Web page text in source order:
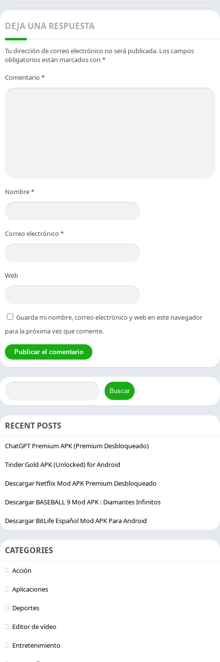
DEJA UNA RESPUESTA
Tu dirección de correo electrónico no será publicada. Los campos
obligatorios están marcados con *
Comentario *
Nombre*
Correo electrónico *
Web
Guarda mi nombre, correo electrónico y web en este navegador
para la próxima vez que comente.
Buscar
RECENT POSTS
ChatGPT Premium APK (Premium Desbloqueado)
Tinder Gold APK (Unlocked) for Android
Descargar Netflix Mod APK Premium Desbloqueado
Descargar BASEBALL 9 Mod APK : Diamantes Infinitos
Descargar BitLife Español Mod APK Para Android
CATEGORIES
Acción
Aplicaciones
Deportes
Editor de vídeo
Entretenimiento